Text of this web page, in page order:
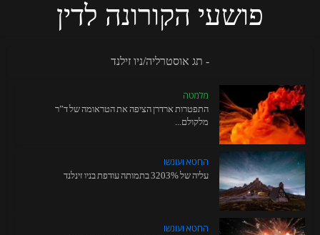
פושעי הקורונה לדין
- תג אוסטרליה/ניו זילנד
מלמטה
התפטרות ארדרן הציפה את הטראומה של ד”ר
מלקולם...
החטא ועונשו
עליה של 3203% בתמותה עודפת בניו זינלנד
החטא ועונשו